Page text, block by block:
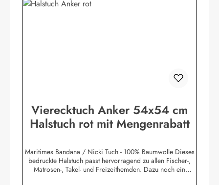
Vierecktuch Anker 54x54 cm
Halstuch rot mit Mengenrabatt
Maritimes Bandana / Nicki Tuch - 100% Baumwolle Dieses
bedruckte Halstuch passt hervorragend zu allen Fischer-,
Matrosen-, Takel- und Freizeithemden. Dazu noch ein